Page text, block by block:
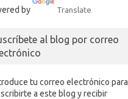
by Translate
al blog por correo
tu correo electrónico para
a este blog y recibir